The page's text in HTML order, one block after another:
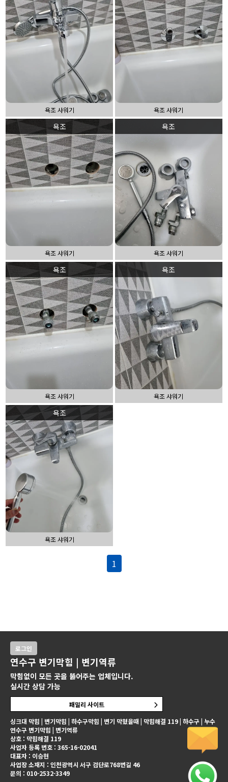
욕조 샤워기 욕조 샤워기
욕조
욕조 샤워기
욕조
욕조 샤워기
욕조
욕조 샤워기
욕조
욕조 샤워기
욕조
욕조 샤워기
1
싱크대 막힘 | 변기막힘 | 하수구막힘 | 변기 막혔을때 | 막힘해결 119 | 하수구 | 누수
연수구 변기막힘 | 변기역류
상호 : 막힘해결 119
사업자 등록 번호 : 365-16-02041
대표자 : 이승현
사업장 소재지 : 인천광역시 서구 검단로768번길 46
문의 : 010-2532-3349
로그인
연수구 변기막힘 | 변기역류
막힘없이 모든 곳을 뚫어주는 업체입니다.
실시간 상담 가능
패밀리 사이트